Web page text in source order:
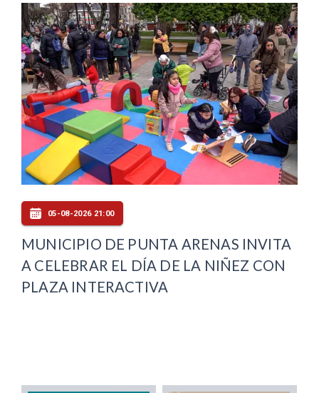
05-08-2026 21:00
MUNICIPIO DE PUNTA ARENAS INVITA
A CELEBRAR EL DÍA DE LA NIÑEZ CON
PLAZA INTERACTIVA